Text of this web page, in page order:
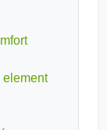
element